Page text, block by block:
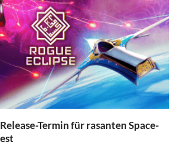
Termin für rasanten Space-